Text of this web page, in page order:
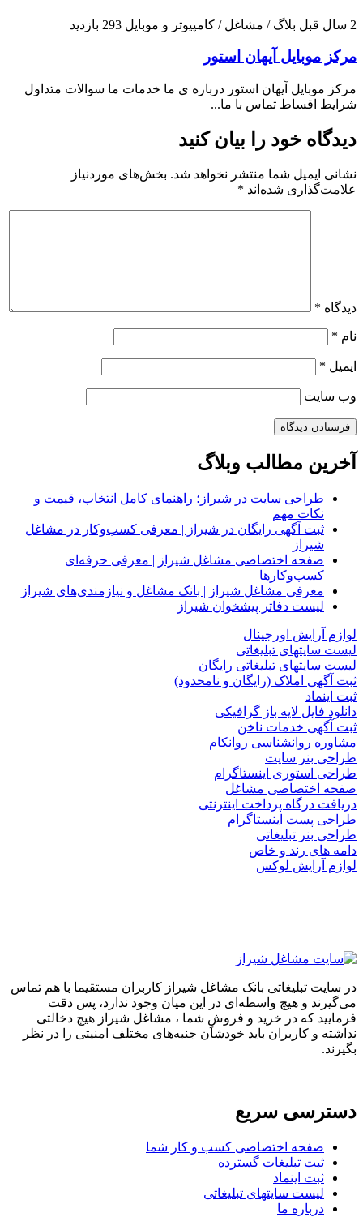
2 سال قبل بلاگ / مشاغل / کامپیوتر و موبایل 293 بازدید
مرکز موبایل آیهان استور
مرکز موبایل آیهان استور درباره ی ما خدمات ما سوالات متداول
شرایط اقساط تماس با ما...
دیدگاه خود را بیان کنید
نشانی ایمیل شما منتشر نخواهد شد. بخش‌های موردنیاز
علامت‌گذاری شده‌اند *
دیدگاه *
نام *
ایمیل *
وب‌ سایت
آخرین مطالب وبلاگ
طراحی سایت در شیراز؛ راهنمای کامل انتخاب، قیمت و
نکات مهم
ثبت آگهی رایگان در شیراز | معرفی کسب‌وکار در مشاغل
شیراز
صفحه اختصاصی مشاغل شیراز | معرفی حرفه‌ای
کسب‌وکارها
معرفی مشاغل شیراز | بانک مشاغل و نیازمندی‌های شیراز
لیست دفاتر پیشخوان شیراز
لوازم آرایش اورجینال
لیست سایتهای تبلیغاتی
لیست سایتهای تبلیغاتی رایگان
ثبت آگهی املاک (رایگان و نامحدود)
ثبت اینماد
دانلود فایل لایه باز گرافیکی
ثبت آگهی خدمات ناخن
مشاوره روانشناسی روانکام
طراحی بنر سایت
طراحی استوری اینستاگرام
صفحه اختصاصی مشاغل
دریافت درگاه پرداخت اینترنتی
طراحی پست اینستاگرام
طراحی بنر تبلیغاتی
دامه های رند و خاص
لوازم آرایش لوکس
در سایت تبلیغاتی بانک مشاغل شیراز کاربران مستقیما با هم تماس
می‌گیرند و هیچ واسطه‌ای در این میان وجود ندارد، پس دقت
فرمایید که در خرید و فروشِ شما ، مشاغل شیراز هیچ دخالتی
نداشته و کاربران باید خودشان جنبه‌های مختلف امنیتی را در نظر
بگیرند.
دسترسی سریع
صفحه اختصاصی کسب و کار شما
ثبت تبلیغات گسترده
ثبت اینماد
لیست سایتهای تبلیغاتی
درباره ما